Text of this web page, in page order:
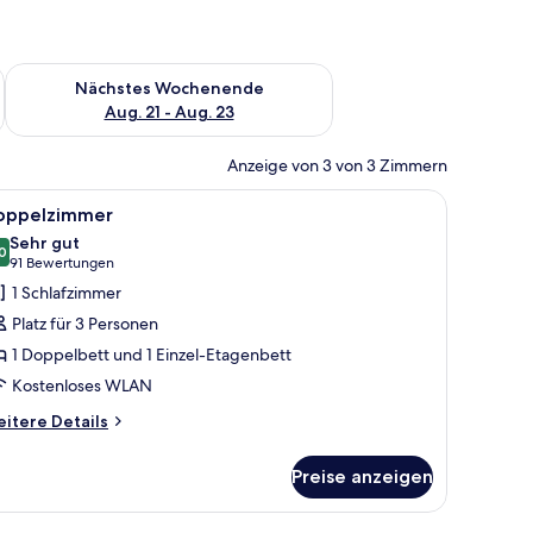
Aug. 14 - Aug. 16.
Nächstes Wochenende
Aug. 21 - Aug. 23
Überprüfe die Verfügbarkeit für nächstes Wochenende, Aug.
Anzeige von 3 von 3 Zimmern
Ein Etagenbett mit Fernseher, Schreibtisch,
11
von 10
Sehr gut
91 Bewertungen
(91
Bewertungen)
1 Schlafzimmer
Platz für 3 Personen
1 Doppelbett und 1 Einzel-Etagenbett
Kostenloses WLAN
Details
Preise anzeigen